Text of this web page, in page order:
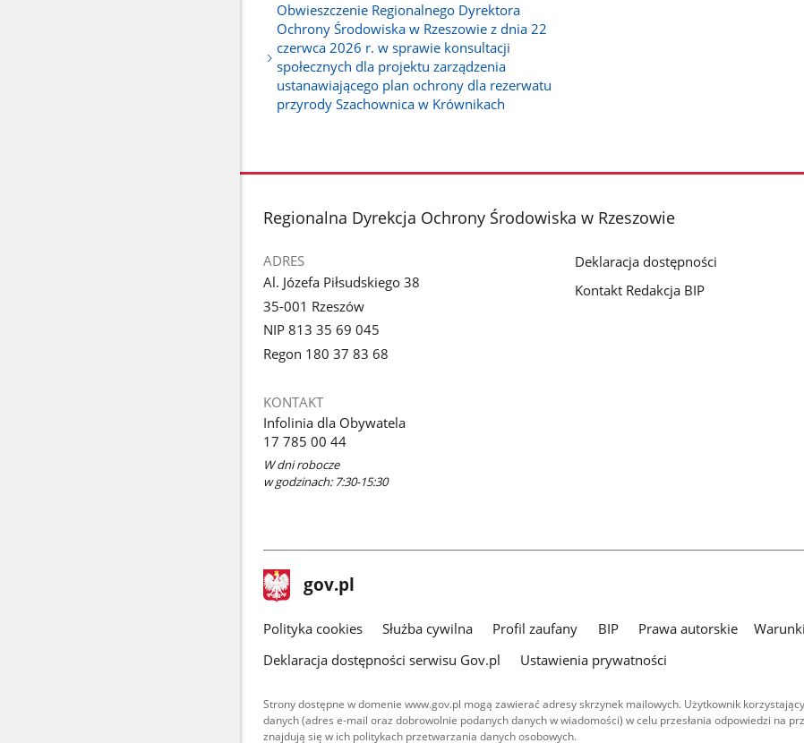
Obwieszczenie Regionalnego Dyrektora
Ochrony Środowiska w Rzeszowie z dnia 22
czerwca 2026 r. w sprawie konsultacji
społecznych dla projektu zarządzenia
ustanawiającego plan ochrony dla rezerwatu
przyrody Szachownica w Krównikach
stopka
Regionalna Dyrekcja Ochrony Środowiska w Rzeszowie
ADRES
Al. Józefa Piłsudskiego 38
35-001 Rzeszów
NIP 813 35 69 045
Regon 180 37 83 68
KONTAKT
Infolinia dla Obywatela
17 785 00 44
W dni robocze
w godzinach: 7:30-15:30
Deklaracja dostępności
Kontakt Redakcja BIP
stopka
gov.pl Strona
gov.pl
gov.pl
Polityka cookies Służba cywilna Profil zaufany BIP Prawa autorskie
Deklaracja dostępności serwisu Gov.pl
Ustawienia prywatności
Strony dostępne w domenie www.gov.pl mogą zawierać adresy skrzynek mailowych. Użytkownik
danych (adres e-mail oraz dobrowolnie podanych danych w wiadomości) w celu przesłania odpowiedzi na
znajdują się w ich politykach przetwarzania danych osobowych.